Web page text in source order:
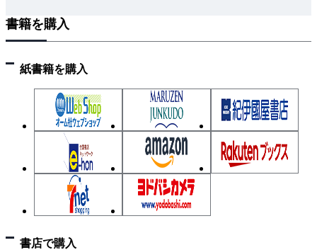
書籍を購入
紙書籍を購入
書店で購入